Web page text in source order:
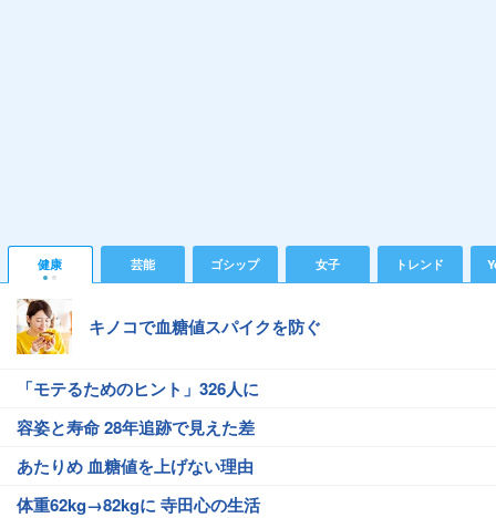
健康 芸能 ゴシップ 女子 トレンド
キノコで血糖値スパイクを防ぐ
「モテるためのヒント」326人に
容姿と寿命 28年追跡で見えた差
あたりめ 血糖値を上げない理由
体重62kg→82kgに 寺田心の生活